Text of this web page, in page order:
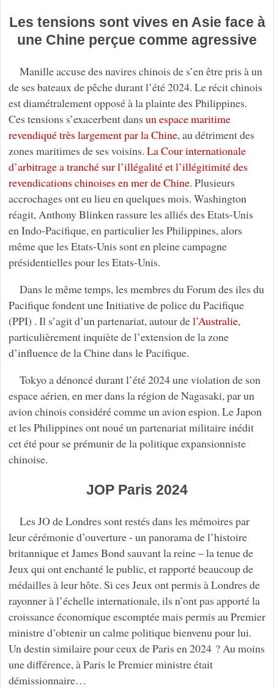
Les tensions sont vives en Asie face à
une Chine perçue comme agressive
Manille accuse des navires chinois de s’en être pris à un
de ses bateaux de pêche durant l’été 2024. Le récit chinois
est diamétralement opposé à la plainte des Philippines.
Ces tensions s’exacerbent dans un espace maritime
revendiqué très largement par la Chine, au détriment des
zones maritimes de ses voisins. La Cour internationale
d’arbitrage a tranché sur l’illégalité et l’illégitimité des
revendications chinoises en mer de Chine. Plusieurs
accrochages ont eu lieu en quelques mois. Washington
réagit, Anthony Blinken rassure les alliés des Etats-Unis
en Indo-Pacifique, en particulier les Philippines, alors
même que les Etats-Unis sont en pleine campagne
présidentielles pour les Etats-Unis.
Dans le même temps, les membres du Forum des iles du
Pacifique fondent une Initiative de police du Pacifique
(PPI) . Il s’agit d’un partenariat, autour del’Australie,
particulièrement inquiète de l’extension de la zone
d’influence de la Chine dans le Pacifique.
Tokyo a dénoncé durant l’été 2024 une violation de son
espace aérien, en mer dans la région de Nagasaki, par un
avion chinois considéré comme un avion espion. Le Japon
et les Philippines ont noué un partenariat militaire inédit
cet été pour se prémunir de la politique expansionniste
chinoise.
JOP Paris 2024
Les JO de Londres sont restés dans les mémoires par
leur cérémonie d’ouverture - un panorama de l’histoire
britannique et James Bond sauvant la reine – la tenue de
Jeux qui ont enchanté le public, et rapporté beaucoup de
médailles à leur hôte. Si ces Jeux ont permis à Londres de
rayonner à l’échelle internationale, ils n’ont pas apporté la
croissance économique escomptée mais permis au Premier
ministre d’obtenir un calme politique bienvenu pour lui.
Un destin similaire pour ceux de Paris en 2024 ? Au moins
une différence, à Paris le Premier ministre était
démissionnaire…